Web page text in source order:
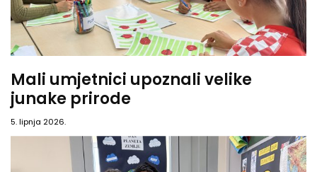
Mali umjetnici upoznali velike
junake prirode
5. lipnja 2026.